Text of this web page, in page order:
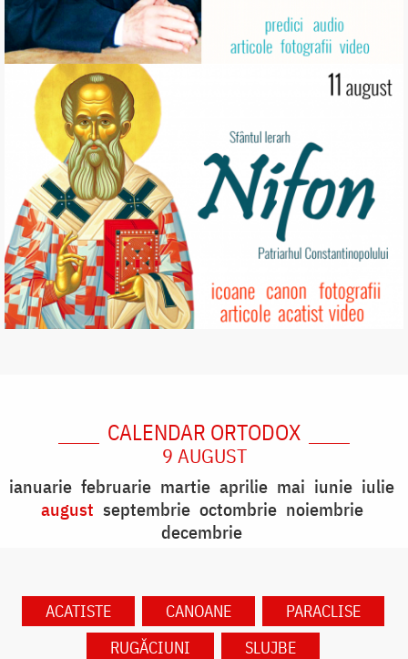
CALENDAR ORTODOX
9 AUGUST
ianuarie februarie martie aprilie mai iunie iulie
august septembrie octombrie noiembrie
decembrie
ACATISTE CANOANE
PARACLISE
RUGĂCIUNI
SLUJBE